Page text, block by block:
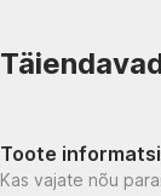
Toote
Kas vajate nõu